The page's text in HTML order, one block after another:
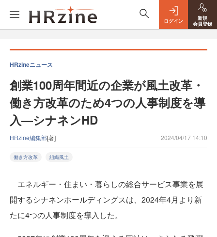
ログイン
新規
会員登録
HRzineニュース
創業100周年間近の企業が風土改革・
働き方改革のため4つの人事制度を導
入—シナネンHD
HRzine編集部[著] 2024/04/17 14:10
働き方改革 組織風土
エネルギー・住まい・暮らしの総合サービス事業を展
開するシナネンホールディングスは、2024年4月より新
たに4つの人事制度を導入した。